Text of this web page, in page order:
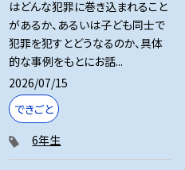
はどんな犯罪に巻き込まれること
があるか、あるいは子ども同士で
犯罪を犯すとどうなるのか、具体
的な事例をもとにお話...
2026/07/15
できごと
6年生